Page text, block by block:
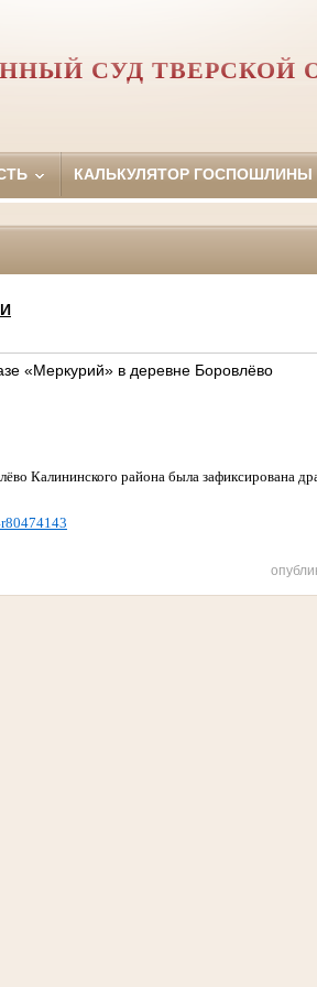
СУД ТВЕРСКОЙ
КАЛЬКУЛЯТОР ГОСПОШЛИНЫ
«Меркурий» в деревне Боровлёво
Калининского района была зафиксирована